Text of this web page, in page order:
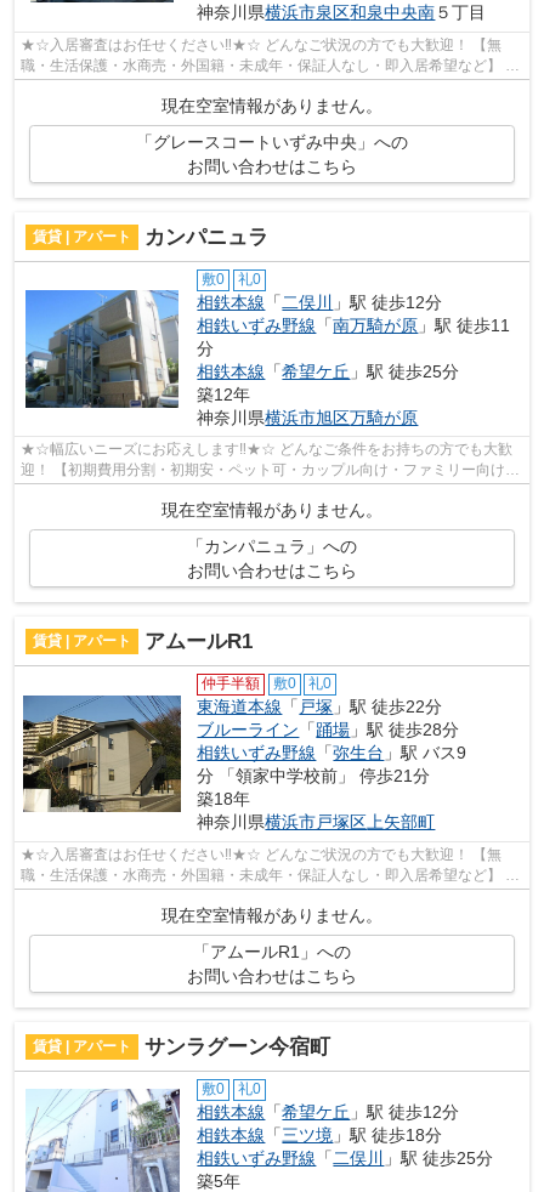
神奈川県横浜市泉区和泉中央南５丁目
★☆入居審査はお任せください‼★☆ どんなご状況の方でも大歓迎！ 【無
職・生活保護・水商売・外国籍・未成年・保証人なし・即入居希望など】 ネ
ット非公開の物件からもお探し致します‼ ...
現在空室情報がありません。
「グレースコートいずみ中央」への
お問い合わせはこちら
賃貸 | アパート カンパニュラ
敷0 礼0
相鉄本線 「二俣川 」駅 徒歩12分
相鉄いずみ野線 「南万騎が原 」駅 徒歩11
分
相鉄本線 「希望ケ丘 」駅 徒歩25分
築12年
神奈川県横浜市旭区万騎が原
★☆幅広いニーズにお応えします‼★☆ どんなご条件をお持ちの方でも大歓
迎！ 【初期費用分割・初期安・ペット可・カップル向け・ファミリー向け・
現在空室情報がありません。
「カンパニュラ」への
お問い合わせはこちら
賃貸 | アパート アムールR1
仲手半額 敷0 礼0
東海道本線 「 戸塚 」駅 徒歩22分
ブルーライン 「踊場 」駅 徒歩28分
相鉄いずみ野線 「弥生台 」駅 バス9
分 「領家中学校前」 停歩21分
築18年
神奈川県横浜市戸塚区 上矢部町
★☆入居審査はお任せください‼★☆ どんなご状況の方でも大歓迎！ 【無
職・生活保護・水商売・外国籍・未成年・保証人なし・即入居希望など】 ネ
現在空室情報がありません。
「アムールR1」への
お問い合わせはこちら
賃貸 | アパート サンラグーン今宿町
敷0 礼0
相鉄本線 「希望ケ丘 」駅 徒歩12分
相鉄本線 「三ツ境 」駅 徒歩18分
相鉄いずみ野線 「 二俣川
」駅 徒歩25分
築5年